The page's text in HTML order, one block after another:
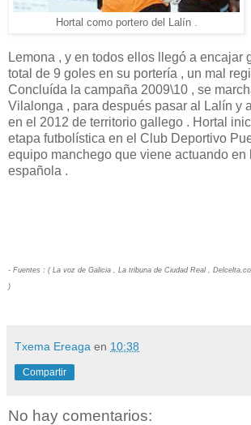
Hortal como portero del Lalín .
Lemona , y en todos ellos llegó a encajar
total de 9 goles en su portería , un mal
Concluída la campaña 2009\10 , se
Vilalonga , para después pasar al Lalín y
en el 2012 de territorio gallego . Hortal
etapa futbolística en el Club Deportivo
equipo manchego que viene actuando en
española .
- Fuentes : ( La voz de Galicia , La tribuna de Ciudad Real ,
)
Txema Ereaga en 10:38
Compartir
No hay comentarios: